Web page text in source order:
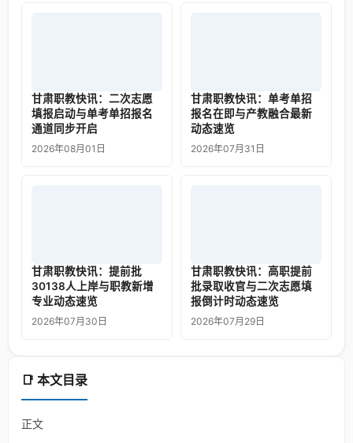
📑 本文目录
正文
甘肃职教快讯：二次志愿
填报启动与单考单招报名
通道同步开启
2026年08月01日
甘肃职教快讯：单考单招
报名在即与产教融合最新
动态速览
2026年07月31日
甘肃职教快讯：提前批
30138人上岸与职教新增
专业动态速览
2026年07月30日
甘肃职教快讯：高职提前
批录取收官与二次志愿填
报倒计时动态速览
2026年07月29日